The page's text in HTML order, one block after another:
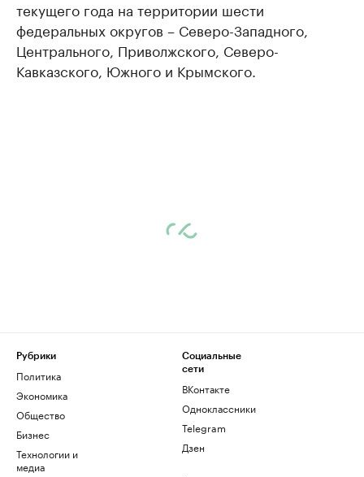
текущего года на территории шести
федеральных округов – Северо-Западного,
Центрального, Приволжского, Северо-
Кавказского, Южного и Крымского.
Рубрики
Политика
Экономика
Общество
Бизнес
Технологии и
медиа
Социальные
сети
ВКонтакте
Одноклассники
Telegram
Дзен